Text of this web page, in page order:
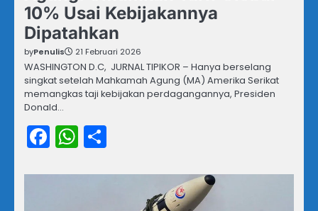
10% Usai Kebijakannya
Dipatahkan
byPenulis 21 Februari 2026
WASHINGTON D.C, JURNAL TIPIKOR – Hanya berselang
singkat setelah Mahkamah Agung (MA) Amerika Serikat
memangkas taji kebijakan perdagangannya, Presiden
Donald…
Facebook
WhatsApp